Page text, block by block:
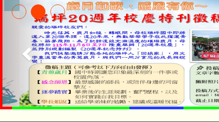
淨零綠生活教案入校路
會
115年食農教育專業人